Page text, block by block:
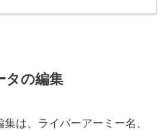
タの編集
は、ライバーアーミー名、